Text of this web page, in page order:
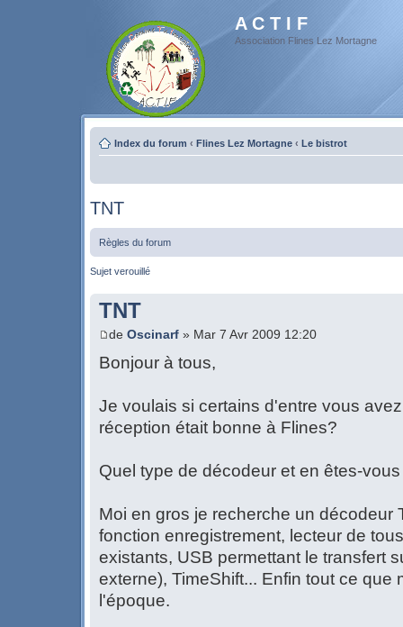
A C T I F
Association Flines Lez Mortagne
Index du forum ‹ Flines Lez Mortagne ‹ Le bistrot
TNT
Règles du forum
Sujet verouillé
TNT
de Oscinarf » Mar 7 Avr 2009 12:20
Bonjour à tous,
Je voulais si certains d'entre vous
réception était bonne à Flines?
Quel type de décodeur et en êtes-
Moi en gros je recherche un décodeur
fonction enregistrement, lecteur de
existants, USB permettant le transfert
externe), TimeShift... Enfin tout ce que
l'époque.